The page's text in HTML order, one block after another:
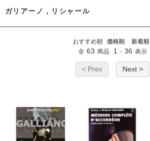
ガリアーノ，リシャール
おすすめ順 価格順
新着順
全 63 商品 1 - 36 表示
< Prev Next >